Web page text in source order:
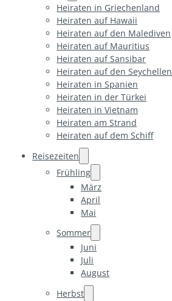
Heiraten in Griechenland
Heiraten auf Hawaii
Heiraten auf den Malediven
Heiraten auf Mauritius
Heiraten auf Sansibar
Heiraten auf den Seychellen
Heiraten in Spanien
Heiraten in der Türkei
Heiraten in Vietnam
Heiraten am Strand
Heiraten auf dem Schiff
Reisezeiten
Frühling
März
April
Mai
Sommer
Juni
Juli
August
Herbst